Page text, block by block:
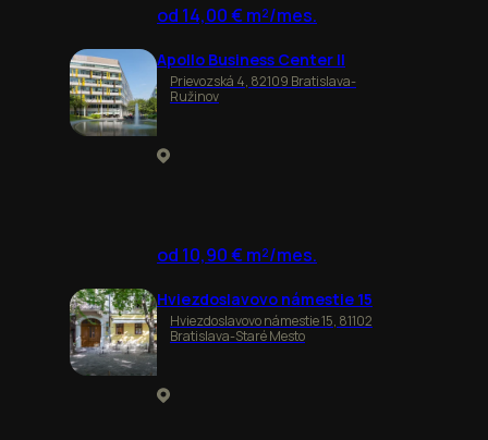
od 14,00 € m²/mes.
Apollo Business Center II
Prievozská 4, 82109 Bratislava-
Ružinov
od 10,90 € m²/mes.
Hviezdoslavovo námestie 15
Hviezdoslavovo námestie 15, 81102
Bratislava-Staré Mesto